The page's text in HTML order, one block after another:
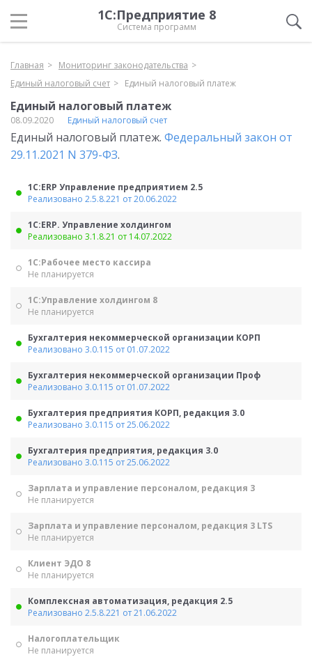
1С:Предприятие 8
Система программ
Главная
Мониторинг законодательства
Единый налоговый счет
Единый налоговый платеж
Единый налоговый платеж
08.09.2020 Единый налоговый счет
Единый налоговый платеж. Федеральный закон от
29.11.2021 N 379-ФЗ.
1С:ERP Управление предприятием 2.5
Реализовано 2.5.8.221 от 20.06.2022
1С:ERP. Управление холдингом
Реализовано 3.1.8.21 от 14.07.2022
1С:Рабочее место кассира
Не планируется
1С:Управление холдингом 8
Не планируется
Бухгалтерия некоммерческой организации КОРП
Реализовано 3.0.115 от 01.07.2022
Бухгалтерия некоммерческой организации Проф
Реализовано 3.0.115 от 01.07.2022
Бухгалтерия предприятия КОРП, редакция 3.0
Реализовано 3.0.115 от 25.06.2022
Бухгалтерия предприятия, редакция 3.0
Реализовано 3.0.115 от 25.06.2022
Зарплата и управление персоналом, редакция 3
Не планируется
Зарплата и управление персоналом, редакция 3 LTS
Не планируется
Клиент ЭДО 8
Не планируется
Комплексная автоматизация, редакция 2.5
Реализовано 2.5.8.221 от 21.06.2022
Налогоплательщик
Не планируется